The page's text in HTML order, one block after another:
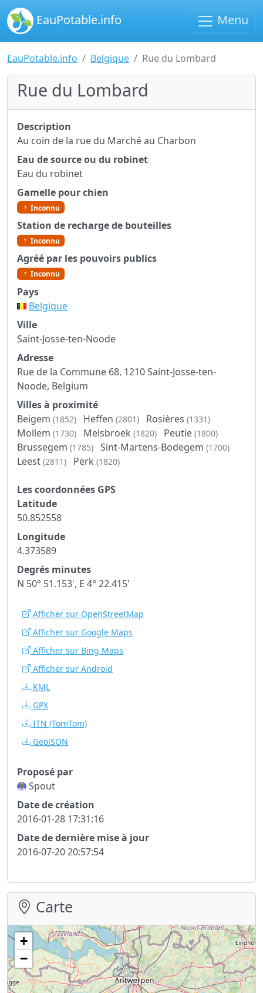
EauPotable.info Menu
EauPotable.info Belgique Rue du Lombard
Rue du Lombard
Description
Au coin de la rue du Marché au Charbon
Eau de source ou du robinet
Eau du robinet
Gamelle pour chien
Inconnu
Station de recharge de bouteilles
Inconnu
Agréé par les pouvoirs publics
Inconnu
Pays
Belgique
Ville
Saint-Josse-ten-Noode
Adresse
Rue de la Commune 68, 1210 Saint-Josse-ten-
Noode, Belgium
Villes à proximité
Beigem (1852) Heffen (2801) Rosières (1331)
Mollem (1730) Melsbroek (1820) Peutie (1800)
Brussegem (1785) Sint-Martens-Bodegem (1700)
Leest (2811) Perk (1820)
Les coordonnées GPS
Latitude
50.852558
Longitude
4.373589
Degrés minutes
N 50° 51.153', E 4° 22.415'
Afficher sur OpenStreetMap
Afficher sur Google Maps
Afficher sur Bing Maps
Afficher sur Android
KML
GPX
ITN (TomTom)
GeoJSON
Proposé par
Spout
Date de création
2016-01-28 17:31:16
Date de dernière mise à jour
2016-07-20 20:57:54
Carte
+
−